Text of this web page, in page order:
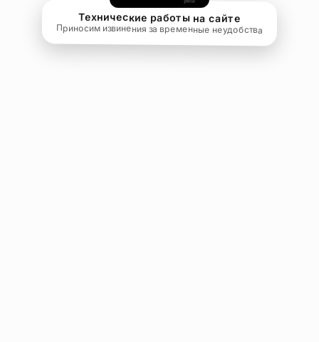
Технические работы на сайте
Приносим извинения за временные неудобства